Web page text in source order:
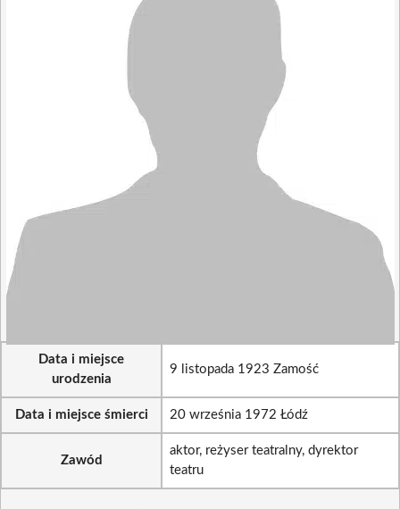
Data i miejsce
urodzenia
9 listopada 1923 Zamość
Data i miejsce śmierci 20 września 1972 Łódź
Zawód
aktor, reżyser teatralny, dyrektor
teatru